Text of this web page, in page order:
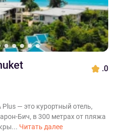
.0
— это курортный отель,
Бич, в 300 метрах от пляжа
Читать далее